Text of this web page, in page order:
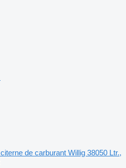
citerne de carburant Willig 38050 Ltr.,